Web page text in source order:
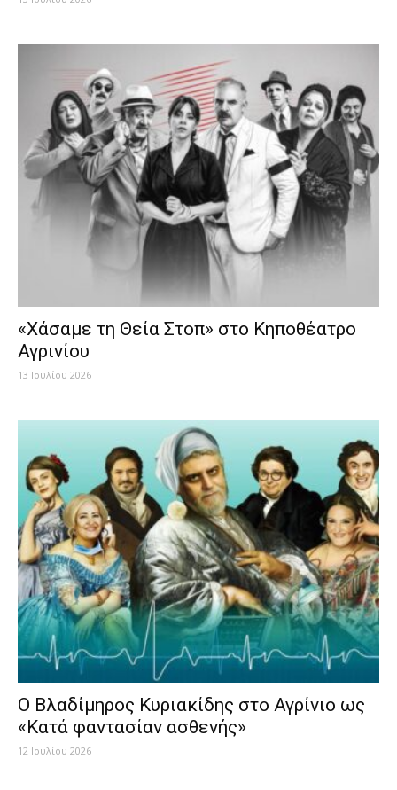
«Χάσαμε τη Θεία Στοπ» στο Κηποθέατρο
Αγρινίου
13 Ιουλίου 2026
Ο Βλαδίμηρος Κυριακίδης στο Αγρίνιο ως
«Κατά φαντασίαν ασθενής»
12 Ιουλίου 2026